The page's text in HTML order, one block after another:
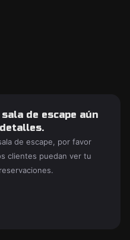
de escape aún
de escape, por favor
clientes puedan ver tu